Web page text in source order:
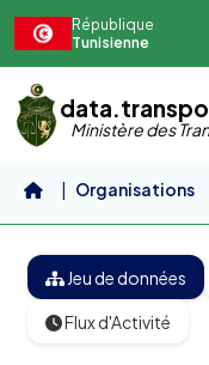
République
Tunisienne
Ministère des
Organisations
Jeu de données
Flux d'Activité